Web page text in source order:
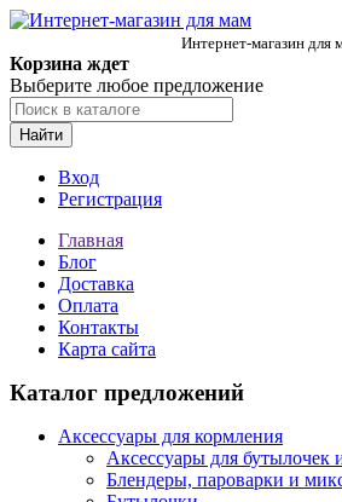
Интернет-магазин для
Корзина ждет
Выберите любое предложение
Найти
Вход
Регистрация
Главная
Блог
Доставка
Оплата
Контакты
Карта сайта
Каталог предложений
Аксессуары для кормления
Аксессуары для бутылочек
Блендеры, пароварки и